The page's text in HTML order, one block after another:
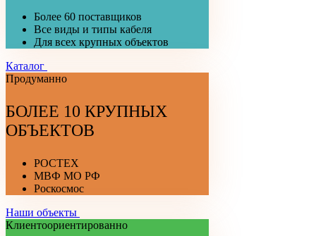
Более 60 поставщиков
Все виды и типы кабеля
Для всех крупных объектов
Каталог
Продуманно
БОЛЕЕ 10 КРУПНЫХ
ОБЪЕКТОВ
РОСТЕХ
МВФ МО РФ
Роскосмос
Наши объекты
Клиентоориентированно